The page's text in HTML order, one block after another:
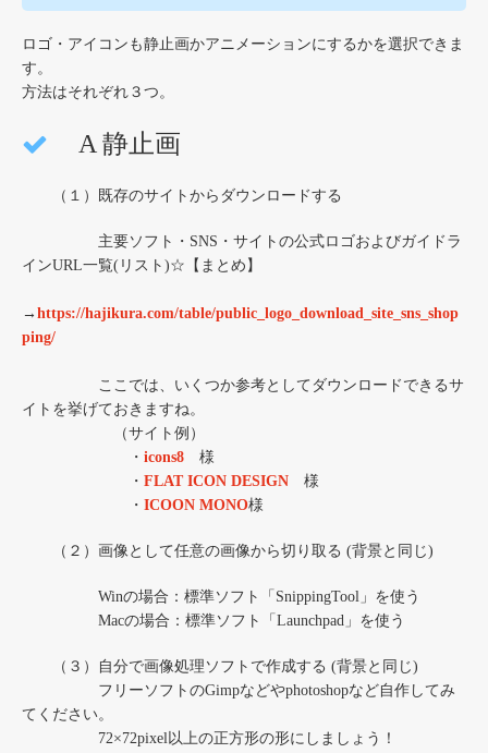
ロゴ・アイコンも静止画かアニメーションにするかを選択できま
す。
方法はそれぞれ３つ。
A 静止画
（１）既存のサイトからダウンロードする
主要ソフト・SNS・サイトの公式ロゴおよびガイドラ
インURL一覧(リスト)☆【まとめ】
→ https://hajikura.com/table/public_logo_download_site_sns_shop
ping/
ここでは、いくつか参考としてダウンロードできるサ
イトを挙げておきますね。
（サイト例）
・ icons8 様
・ FLAT ICON DESIGN 様
・ ICOON MONO様
（２）画像として任意の画像から切り取る (背景と同じ)
Winの場合：標準ソフト「SnippingTool」を使う
Macの場合：標準ソフト「Launchpad」を使う
（３）自分で画像処理ソフトで作成する (背景と同じ)
フリーソフトのGimpなどやphotoshopなど自作してみ
てください。
72×72pixel以上の正方形の形にしましょう！